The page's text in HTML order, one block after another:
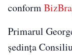
conform
Primarul
ședința